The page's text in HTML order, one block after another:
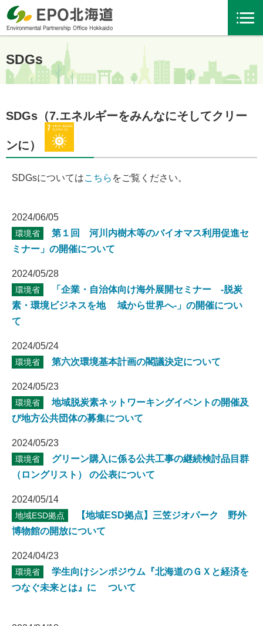
SDGs
SDGs（7.エネルギーをみんなにそしてクリー
ンに）
SDGsについてはこちら をご覧ください。
2024/06/05
環境省
第１回 河川内樹木等のバイオマス利用促進セ
ミナー」の開催について
2024/05/28
環境省
「企業・自治体向け海外展開セミナー -脱炭
素・環境ビジネスを地 域から世界へ-」の開催につい
て
2024/05/24
環境省 第六次環境基本計画の閣議決定について
2024/05/23
環境省
地域脱炭素ネットワーキングイベントの開催及
び地方公共団体の募集について
2024/05/23
環境省
グリーン購入に係る公共工事の継続検討品目群
（ロングリスト） の公表について
2024/05/14
地域ESD拠点
【地域ESD拠点】三笠ジオパーク 野外
博物館の開放について
2024/04/23
環境省
学生向けシンポジウム『北海道のＧＸと経済を
つなぐ未来とは』に ついて